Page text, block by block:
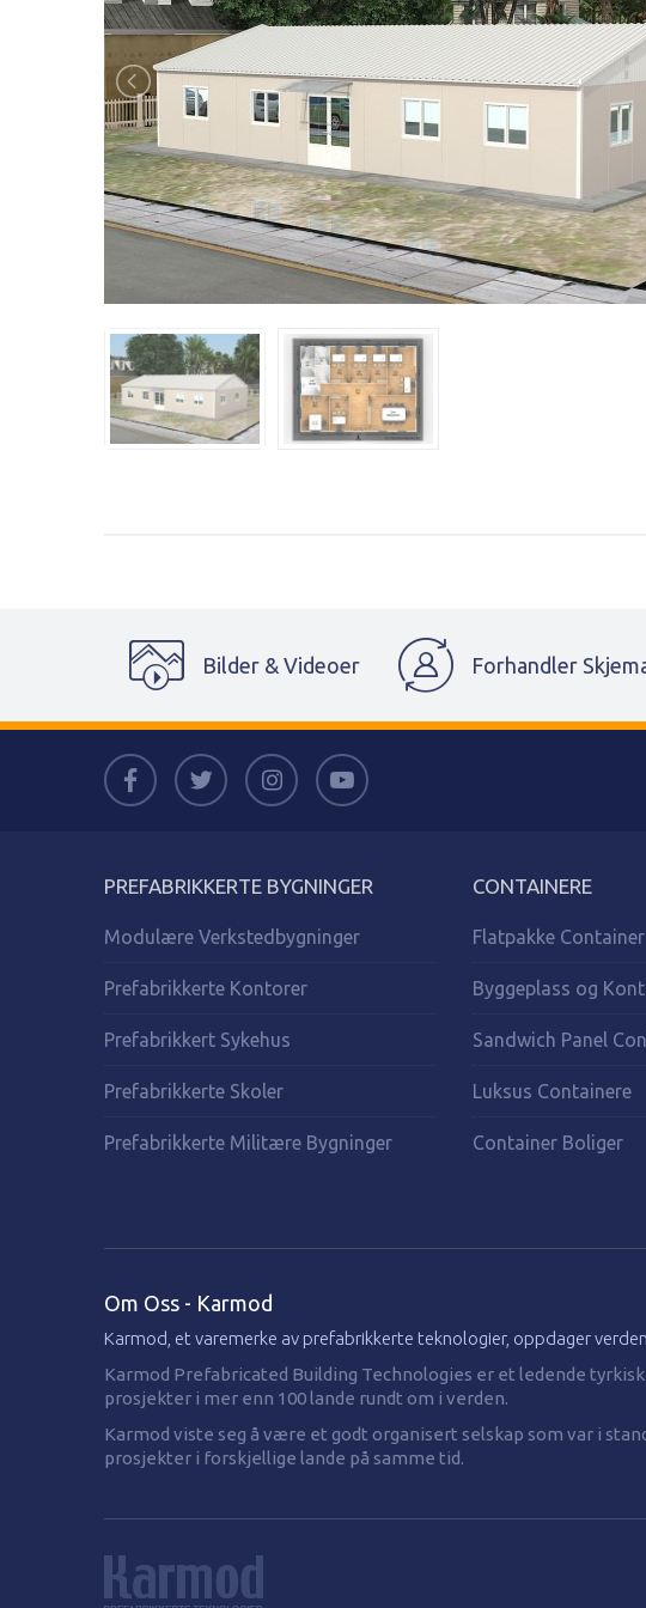
Bilder & Videoer Forhandler
PREFABRIKKERTE BYGNINGER
Modulære Verkstedbygninger
Prefabrikkerte Kontorer
Prefabrikkert Sykehus
Prefabrikkerte Skoler
Prefabrikkerte Militære Bygninger
CONTAINERE
Flatpakke Container
Byggeplass og
Sandwich Panel
Luksus Containere
Container Boliger
Om Oss - Karmod
Karmod, et varemerke av prefabrikkerte teknologier, oppdager
Karmod Prefabricated Building Technologies er et ledende
prosjekter i mer enn 100 lande rundt om i verden.
Karmod viste seg å være et godt organisert selskap som var i
prosjekter i forskjellige lande på samme tid.